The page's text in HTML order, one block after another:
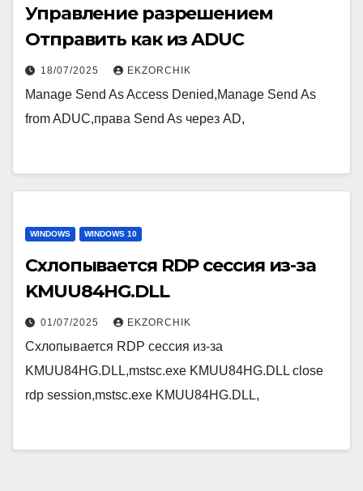
Управление разрешением
Отправить как из ADUC
18/07/2025 EKZORCHIK
Manage Send As Access Denied,Manage Send As
from ADUC,права Send As через AD,
WINDOWS WINDOWS 10
Схлопывается RDP сессия из-за
KMUU84HG.DLL
01/07/2025 EKZORCHIK
Схлопывается RDP сессия из-за
KMUU84HG.DLL,mstsc.exe KMUU84HG.DLL close
rdp session,mstsc.exe KMUU84HG.DLL,